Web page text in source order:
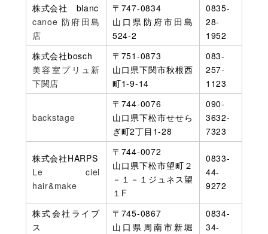
株式会社 blanc
canoe 防府田島
店
〒747-0834
山口県防府市田島
524-2
0835-
28-
1952
株式会社bosch
美容室プリュ新
下関店
〒751-0873
山口県下関市秋根西
町1-9-14
083-
257-
1123
backstage
〒744-0076
山口県下松市せせら
ぎ町2丁目1-28
090-
3632-
7323
株式会社HARPS
Le ciel
hair&make
〒744-0072
山口県下松市望町２
－１－１ジュネス望
１F
0833-
44-
9272
株式会社ライブ
ス
〒745-0867
山口県周南市新堀
0834-
34-